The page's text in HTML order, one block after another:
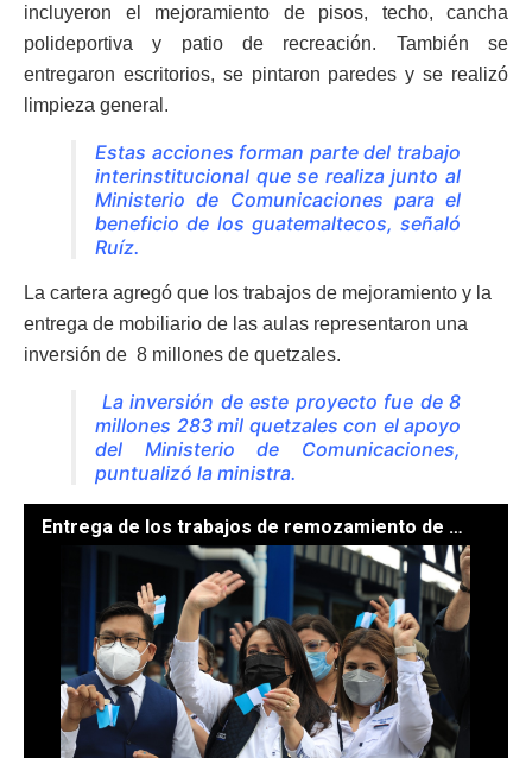
incluyeron el mejoramiento de pisos, techo, cancha
polideportiva y patio de recreación. También se
entregaron escritorios, se pintaron paredes y se realizó
limpieza general.
Estas acciones forman parte del trabajo
interinstitucional que se realiza junto al
Ministerio de Comunicaciones para el
beneficio de los guatemaltecos, señaló
Ruíz.
La cartera agregó que los trabajos de mejoramiento y la
entrega de mobiliario de las aulas representaron una
inversión de 8 millones de quetzales.
La inversión de este proyecto fue de 8
millones 283 mil quetzales con el apoyo
del Ministerio de Comunicaciones,
puntualizó la ministra.
Entrega de los trabajos de remozamiento de escuela ubicada en la zona 6 capitalina. / Fotos: Álvaro Interiano